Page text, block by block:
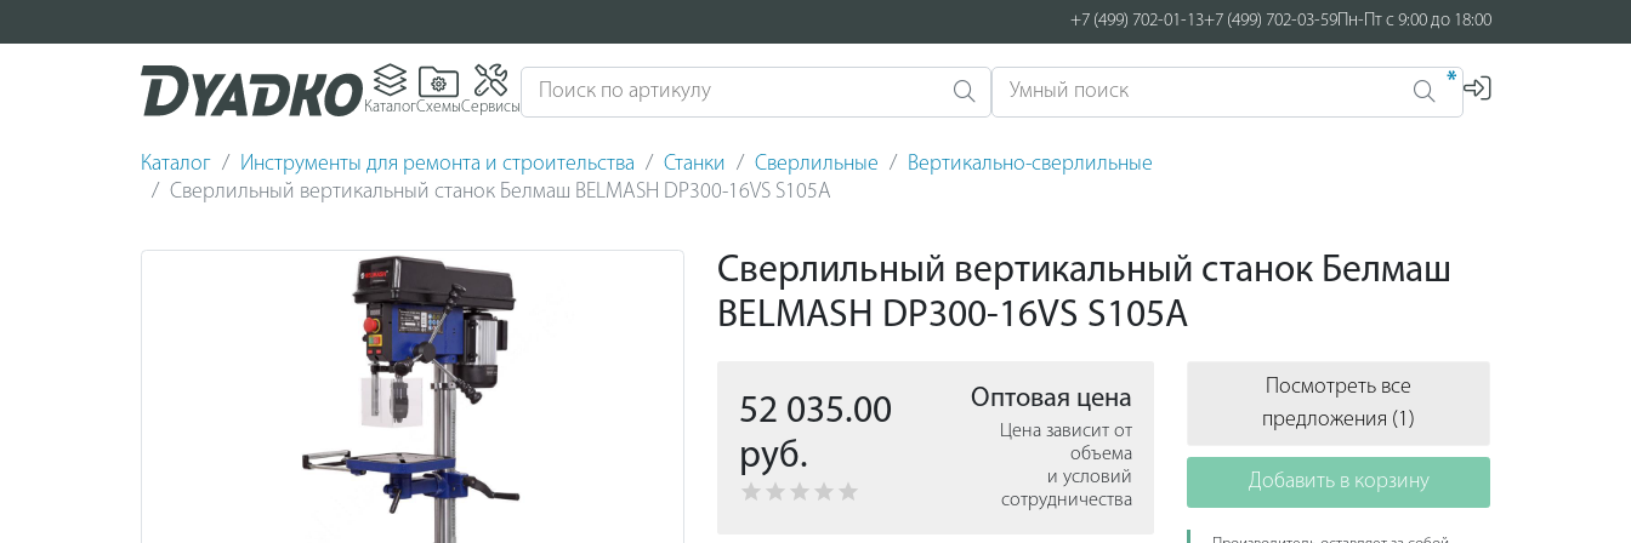
+7 (499) 702-01-13+7 (499) 702-03-59Пн-Пт с 9:00 до 18:00
КаталогСхемыСервисы
*
Каталог Инструменты для ремонта и строительства Станки Сверлильные
Вертикально-сверлильные
Сверлильный вертикальный станок Белмаш BELMASH DP300-16VS S105A
Сверлильный вертикальный станок Белмаш
BELMASH DP300-16VS S105A
52 035.00
руб.
Оптовая цена
Цена зависит от
объема
и условий
сотрудничества
Посмотреть все
предложения (1)
Добавить в корзину